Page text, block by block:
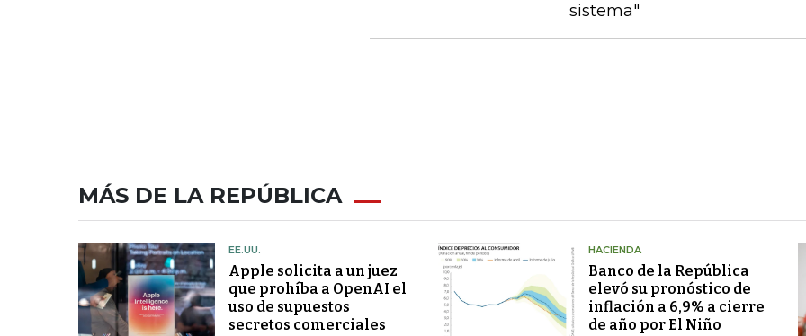
sistema"
MÁS DE LA REPÚBLICA
EE.UU.
Apple solicita a un juez
que prohíba a OpenAI el
uso de supuestos
secretos comerciales
HACIENDA
Banco de la República
elevó su pronóstico de
inflación a 6,9% a cierre
de año por El Niño